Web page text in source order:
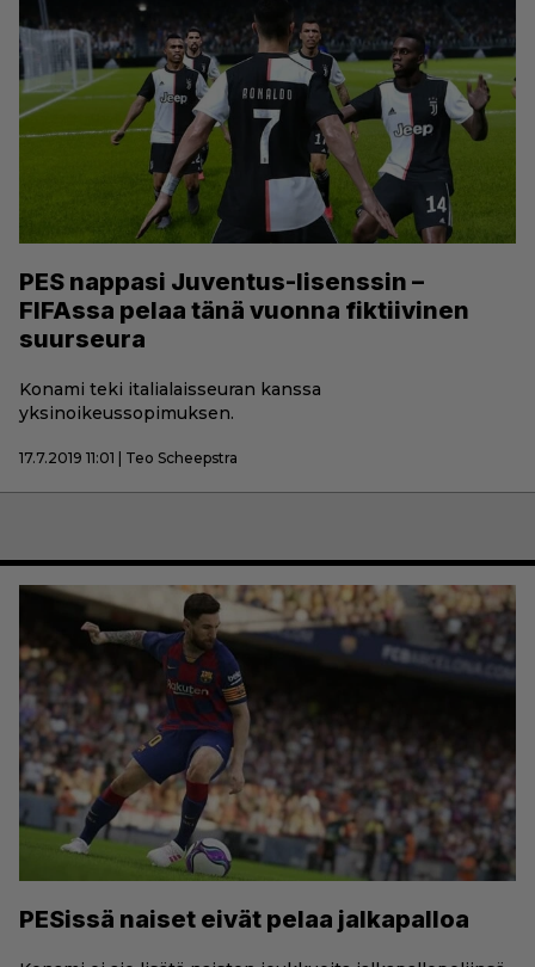
PES nappasi Juventus-lisenssin –
FIFAssa pelaa tänä vuonna fiktiivinen
suurseura
Konami teki italialaisseuran kanssa
yksinoikeussopimuksen.
17.7.2019 11:01 | Teo Scheepstra
PESissä naiset eivät pelaa jalkapalloa